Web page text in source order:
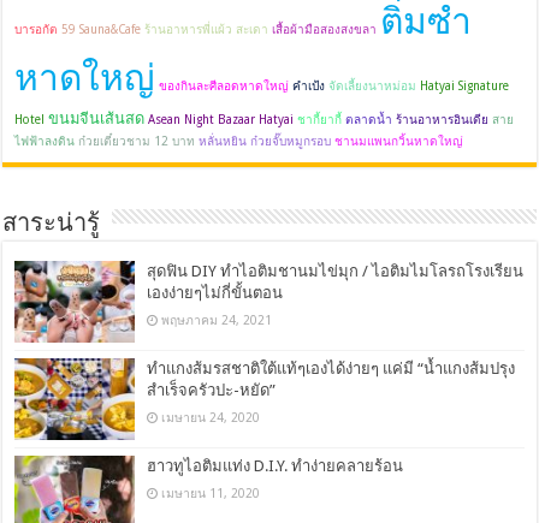
บารอกัต 59 Sauna&Cafe ร้านอาหารพี่แผ้ว สะเดา เสื้อผ้ามือสองสงขลา ติ่มซำ
หาดใหญ่ ของกินละศีลอดหาดใหญ่ คำเป้ง จัดเลี้ยงนาหม่อม Hatyai Signature
Hotel ขนมจีนเส้นสด Asean Night Bazaar Hatyai ชากี้ยากี้ ตลาดน้ำ ร้านอาหารอินเดีย สาย
ไฟฟ้าลงดิน ก๋วยเตี๋ยวชาม 12 บาท หลั่นหยิน ก๋วยจั๊บหมูกรอบ ชานมแพนกวิ้นหาดใหญ่
สาระน่ารู้
สุดฟิน DIY ทำไอติมชานมไข่มุก / ไอติมไมโลรถโรงเรียน
เองง่ายๆไม่กี่ขั้นตอน
พฤษภาคม 24, 2021
ทำแกงส้มรสชาติใต้แท้ๆเองได้ง่ายๆ แค่มี “น้ำแกงส้มปรุง
สำเร็จครัวปะ-หยัด”
เมษายน 24, 2020
ฮาวทูไอติมแท่ง D.I.Y. ทำง่ายคลายร้อน
เมษายน 11, 2020